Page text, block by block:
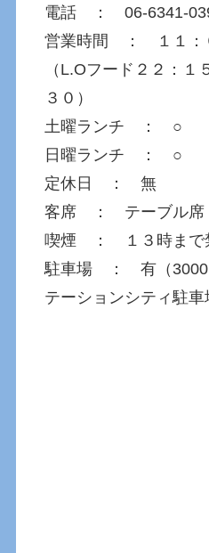
電話 ： 06-6341-
営業時間 ： １１：
（L.Oフード２２：１
３０）
土曜ランチ ： ○
日曜ランチ ： ○
定休日 ： 無
客席 ： テーブル席
喫煙 ： １３時まで
駐車場 ： 有（3000
テーションシティ駐車